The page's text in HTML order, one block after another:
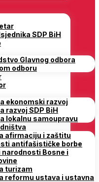
SDP BiH
Glavnog odbora
odboru
ekonomski razvoj
razvoj SDP BiH
lokalnu samoupravu
afirmaciju i zaštitu
antifašističke borbe
narodnosti Bosne i
turizam
reformu ustava i ustavna